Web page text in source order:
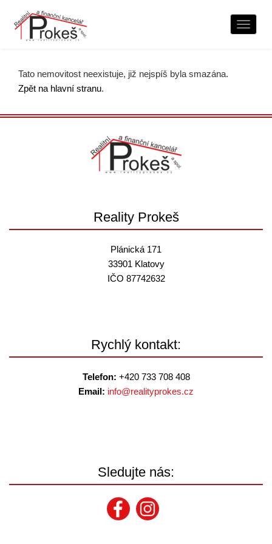
Tato nemovitost neexistuje, již nejspíš byla smazána.
Zpět na hlavní stranu.
Reality Prokeš
Plánická 171
33901 Klatovy
IČO 87742632
Rychlý kontakt:
Telefon: +420 733 708 408
Email: info@realityprokes.cz
Sledujte nás: